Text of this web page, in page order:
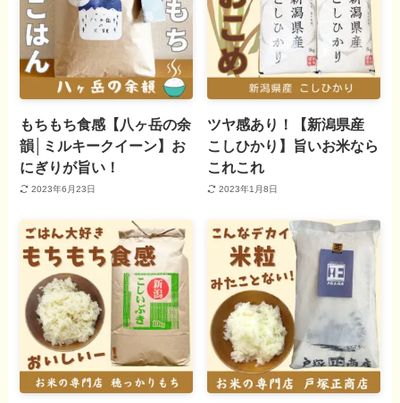
もちもち食感【八ヶ岳の余
韻│ミルキークイーン】お
にぎりが旨い！
2023年6月23日
ツヤ感あり！【新潟県産
こしひかり】旨いお米なら
これこれ
2023年1月8日